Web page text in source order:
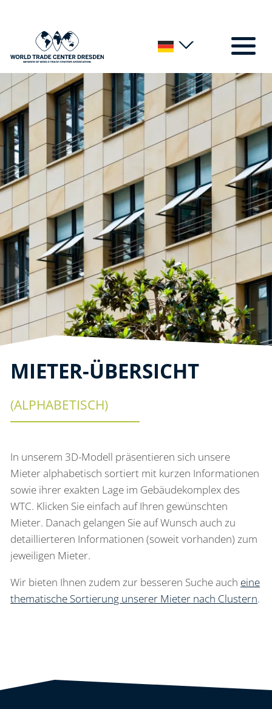
MIETER-ÜBERSICHT
(ALPHABETISCH)
In unserem 3D-Modell präsentieren sich unsere
Mieter alphabetisch sortiert mit kurzen Informationen
sowie ihrer exakten Lage im Gebäudekomplex des
WTC. Klicken Sie einfach auf Ihren gewünschten
Mieter. Danach gelangen Sie auf Wunsch auch zu
detaillierteren Informationen (soweit vorhanden) zum
jeweiligen Mieter.
Wir bieten Ihnen zudem zur besseren Suche auch eine
thematische Sortierung unserer Mieter nach Clustern.